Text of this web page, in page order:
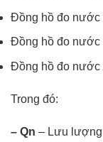
Đồng hồ đo nước
Đồng hồ đo nước
Đồng hồ đo nước
Trong đó:
– Qn – Lưu lượng